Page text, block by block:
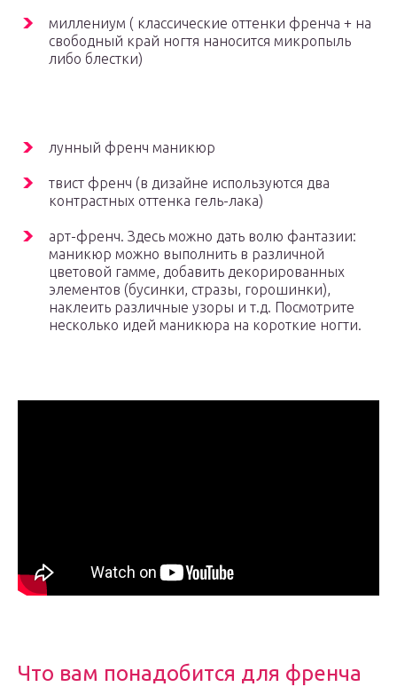
миллениум ( классические оттенки френча + на
свободный край ногтя наносится микропыль
либо блестки)
лунный френч маникюр
твист френч (в дизайне используются два
контрастных оттенка гель-лака)
арт-френч. Здесь можно дать волю фантазии:
маникюр можно выполнить в различной
цветовой гамме, добавить декорированных
элементов (бусинки, стразы, горошинки),
наклеить различные узоры и т.д. Посмотрите
несколько идей маникюра на короткие ногти.
Что вам понадобится для френча